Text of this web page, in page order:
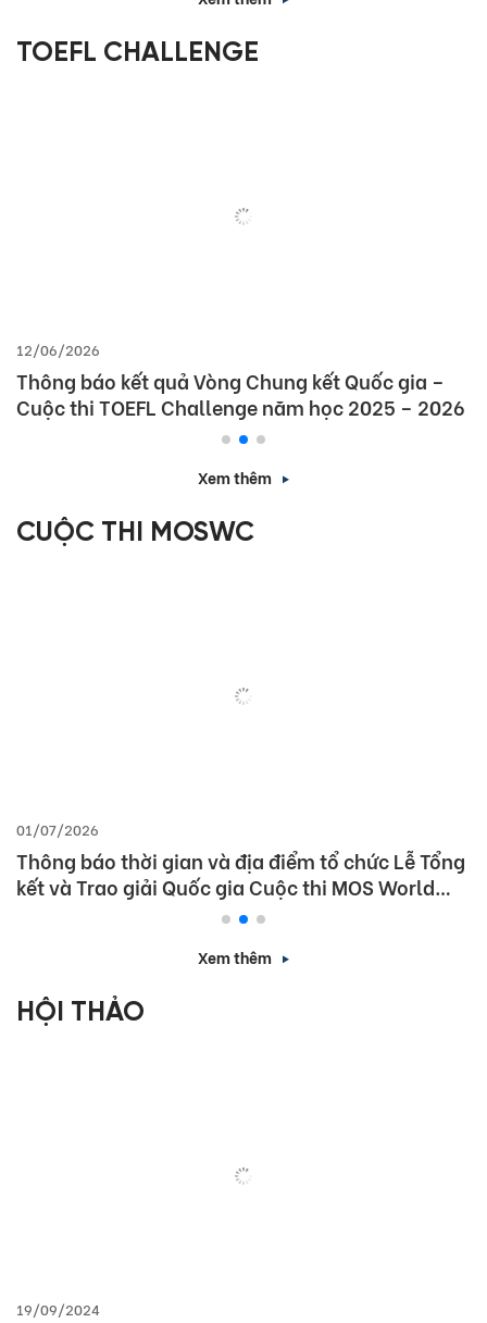
TOEFL CHALLENGE
12/06/2026
Thông báo kết quả Vòng Chung kết Quốc gia –
Cuộc thi TOEFL Challenge năm học 2025 – 2026
Xem thêm
CUỘC THI MOSWC
01/07/2026
Thông báo thời gian và địa điểm tổ chức Lễ Tổng
kết và Trao giải Quốc gia Cuộc thi MOS World
Xem thêm
HỘI THẢO
19/09/2024